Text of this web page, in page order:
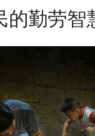
的勤劳智